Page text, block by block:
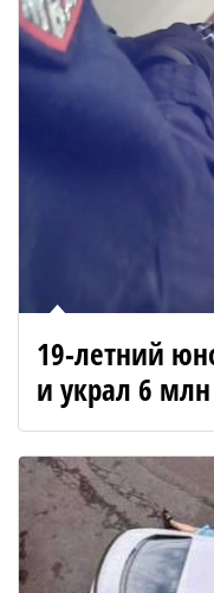
19-летний
и украл 6